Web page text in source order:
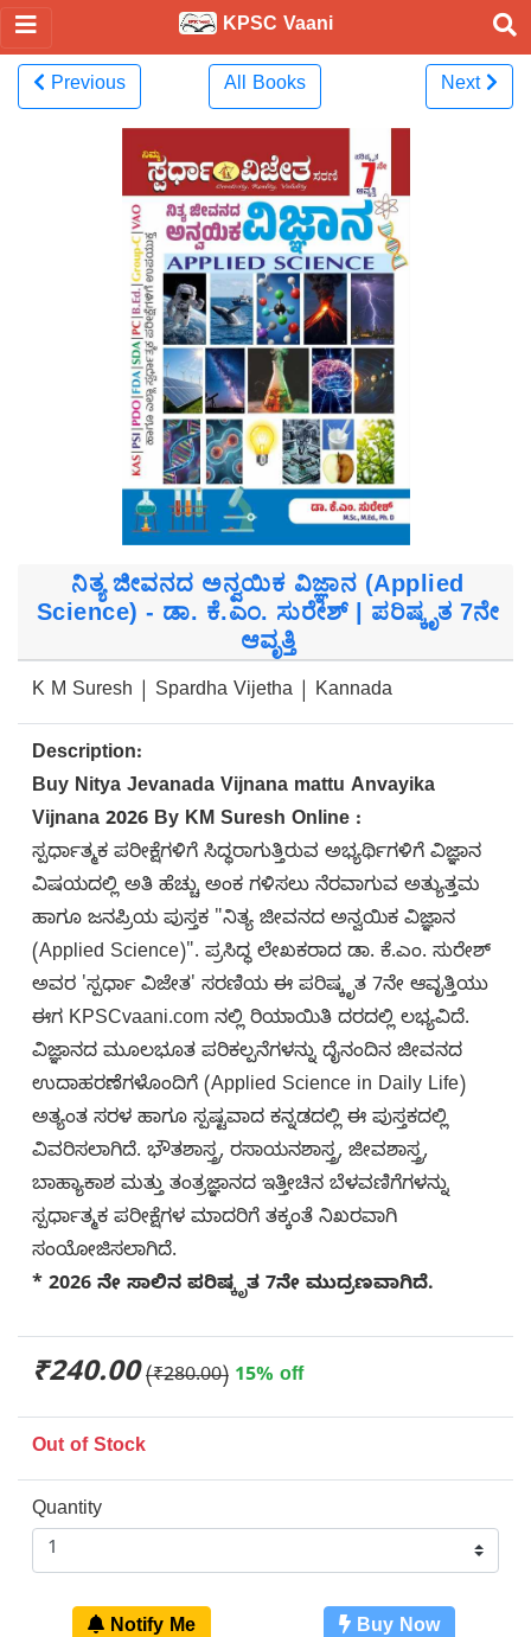
KPSC Vaani
Previous All Books Next
ನಿತ್ಯ ಜೀವನದ ಅನ್ವಯಿಕ ವಿಜ್ಞಾನ (Applied
Science) - ಡಾ. ಕೆ.ಎಂ. ಸುರೇಶ್ | ಪರಿಷ್ಕೃತ 7ನೇ
ಆವೃತ್ತಿ
K M Suresh | Spardha Vijetha | Kannada
Description:
Buy Nitya Jevanada Vijnana mattu Anvayika
Vijnana 2026 By KM Suresh Online :
ಸ್ಪರ್ಧಾತ್ಮಕ ಪರೀಕ್ಷೆಗಳಿಗೆ ಸಿದ್ಧರಾಗುತ್ತಿರುವ ಅಭ್ಯರ್ಥಿಗಳಿಗೆ ವಿಜ್ಞಾನ
ವಿಷಯದಲ್ಲಿ ಅತಿ ಹೆಚ್ಚು ಅಂಕ ಗಳಿಸಲು ನೆರವಾಗುವ ಅತ್ಯುತ್ತಮ
ಹಾಗೂ ಜನಪ್ರಿಯ ಪುಸ್ತಕ "ನಿತ್ಯ ಜೀವನದ ಅನ್ವಯಿಕ ವಿಜ್ಞಾನ
(Applied Science)". ಪ್ರಸಿದ್ಧ ಲೇಖಕರಾದ ಡಾ. ಕೆ.ಎಂ. ಸುರೇಶ್
ಅವರ 'ಸ್ಪರ್ಧಾ ವಿಜೇತ' ಸರಣಿಯ ಈ ಪರಿಷ್ಕೃತ 7ನೇ ಆವೃತ್ತಿಯು
ಈಗ KPSCvaani.com ನಲ್ಲಿ ರಿಯಾಯಿತಿ ದರದಲ್ಲಿ ಲಭ್ಯವಿದೆ.
ವಿಜ್ಞಾನದ ಮೂಲಭೂತ ಪರಿಕಲ್ಪನೆಗಳನ್ನು ದೈನಂದಿನ ಜೀವನದ
ಉದಾಹರಣೆಗಳೊಂದಿಗೆ (Applied Science in Daily Life)
ಅತ್ಯಂತ ಸರಳ ಹಾಗೂ ಸ್ಪಷ್ಟವಾದ ಕನ್ನಡದಲ್ಲಿ ಈ ಪುಸ್ತಕದಲ್ಲಿ
ವಿವರಿಸಲಾಗಿದೆ. ಭೌತಶಾಸ್ತ್ರ, ರಸಾಯನಶಾಸ್ತ್ರ, ಜೀವಶಾಸ್ತ್ರ,
ಬಾಹ್ಯಾಕಾಶ ಮತ್ತು ತಂತ್ರಜ್ಞಾನದ ಇತ್ತೀಚಿನ ಬೆಳವಣಿಗೆಗಳನ್ನು
ಸ್ಪರ್ಧಾತ್ಮಕ ಪರೀಕ್ಷೆಗಳ ಮಾದರಿಗೆ ತಕ್ಕಂತೆ ನಿಖರವಾಗಿ
ಸಂಯೋಜಿಸಲಾಗಿದೆ.
* 2026 ನೇ ಸಾಲಿನ ಪರಿಷ್ಕೃತ 7ನೇ ಮುದ್ರಣವಾಗಿದೆ.
₹240.00 (₹280.00) 15% off
Out of Stock
Quantity
Notify Me Buy Now